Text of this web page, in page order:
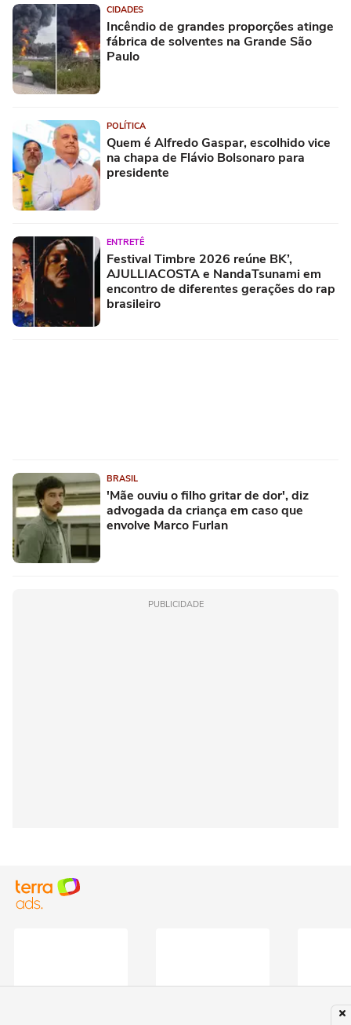
CIDADES
Incêndio de grandes proporções atinge
fábrica de solventes na Grande São
Paulo
POLÍTICA
Quem é Alfredo Gaspar, escolhido vice
na chapa de Flávio Bolsonaro para
presidente
ENTRETÊ
Festival Timbre 2026 reúne BK’,
AJULLIACOSTA e NandaTsunami em
encontro de diferentes gerações do rap
brasileiro
BRASIL
'Mãe ouviu o filho gritar de dor', diz
advogada da criança em caso que
envolve Marco Furlan
PUBLICIDADE